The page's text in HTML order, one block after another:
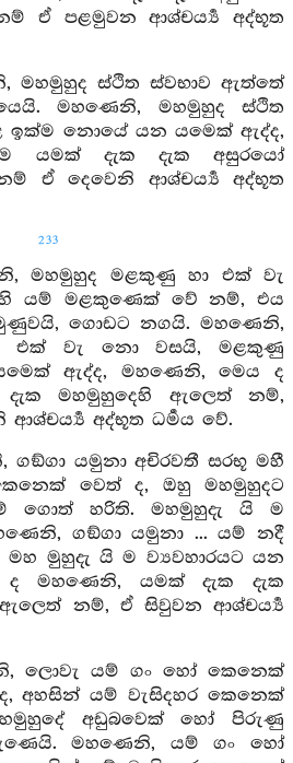
ඒ පළමුවන ආශ්චර්‍ය්‍ය අද්භූත
මහමුහුද ස්ථිත ස්වභාව ඇත්තේ
මහණෙනි, මහමුහුද ස්ථිත
ඉක්ම නොයේ යන යමෙක් ඇද්ද,
යමක් දැක දැක අසුරයෝ
ඒ දෙවෙනි ආශ්චර්‍ය්‍ය අද්භූත
233
මහමුහුද මළකුණු හා එක් වැ
යම් මළකුණෙක් වේ නම්, එය
ගොඩට නගයි. මහණෙනි,
එක් වැ නො වසයි, මළකුණු
ඇද්ද, මහණෙනි, මෙය ද
මහමුහුදෙහි ඇලෙත් නම්,
අද්භූත ධර්‍මය වේ.
ගඞ්ගා යමුනා අචිරවතී සරභූ මහී
වෙත් ද, ඔහු මහමුහුදට
ගොත් හරිති. මහමුහුදැ යි ම
ගඞ්ගා යමුනා ... යම් නදී
මුහුදැ යි ම ව්‍යවහාරයට යන
මහණෙනි, යමක් දැක දැක
නම්, ඒ සිවුවන ආශ්චර්‍ය්‍ය
ලොවැ යම් ගං හෝ කෙනෙක්
අහසින් යම් වැසිදහර කෙනෙක්
අඩුබවෙක් හෝ පිරුණු
මහණෙනි, යම් ගං හෝ